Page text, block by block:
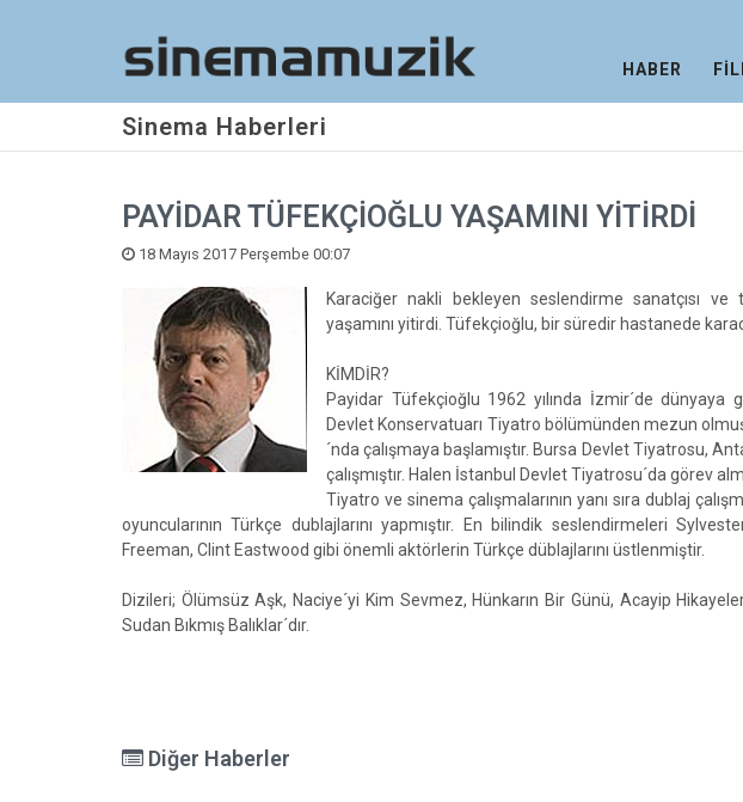
HABER
Sinema Haberleri
PAYİDAR TÜFEKÇİOĞLU YAŞAMINI YİTİRDİ
18 Mayıs 2017 Perşembe 00:07
Karaciğer nakli bekleyen seslendirme sanatçısı
yaşamını yitirdi. Tüfekçioğlu, bir süredir hastanede
KİMDİR?
Payidar Tüfekçioğlu 1962 yılında İzmir´de
Devlet Konservatuarı Tiyatro bölümünden mezun
´nda çalışmaya başlamıştır. Bursa Devlet Tiyatrosu,
çalışmıştır. Halen İstanbul Devlet Tiyatrosu´da görev
Tiyatro ve sinema çalışmalarının yanı sıra dublaj
oyuncularının Türkçe dublajlarını yapmıştır. En bilindik seslendirmeleri
Freeman, Clint Eastwood gibi önemli aktörlerin Türkçe düblajlarını üstlenmiştir.
Dizileri; Ölümsüz Aşk, Naciye´yi Kim Sevmez, Hünkarın Bir Günü, Acayip
Sudan Bıkmış Balıklar´dır.
Diğer Haberler